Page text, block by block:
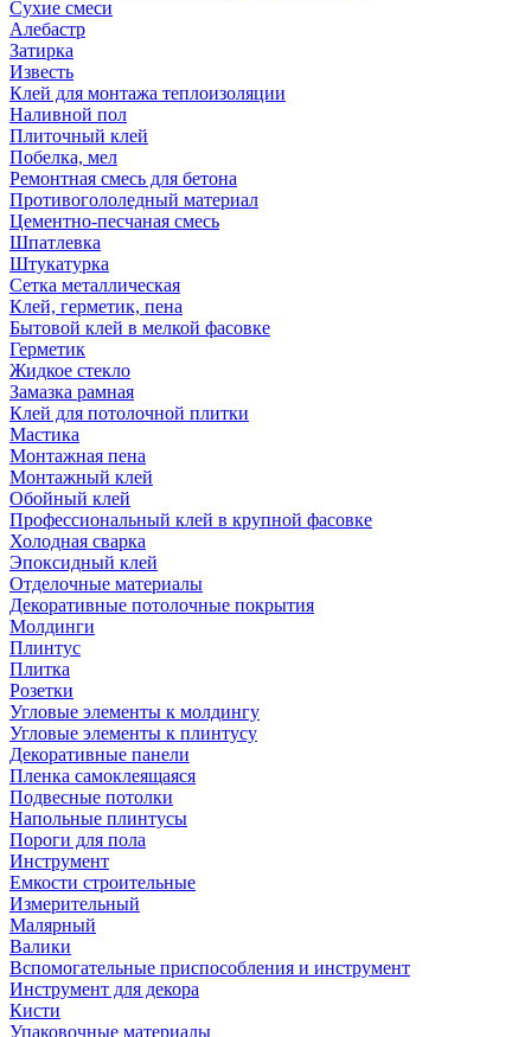
Сухие смеси
Алебастр
Затирка
Известь
Клей для монтажа теплоизоляции
Наливной пол
Плиточный клей
Побелка, мел
Ремонтная смесь для бетона
Противогололедный материал
Цементно-песчаная смесь
Шпатлевка
Штукатурка
Сетка металлическая
Клей, герметик, пена
Бытовой клей в мелкой фасовке
Герметик
Жидкое стекло
Замазка рамная
Клей для потолочной плитки
Мастика
Монтажная пена
Монтажный клей
Обойный клей
Профессиональный клей в крупной фасовке
Холодная сварка
Эпоксидный клей
Отделочные материалы
Декоративные потолочные покрытия
Молдинги
Плинтус
Плитка
Розетки
Угловые элементы к молдингу
Угловые элементы к плинтусу
Декоративные панели
Пленка самоклеящаяся
Подвесные потолки
Напольные плинтусы
Пороги для пола
Инструмент
Емкости строительные
Измерительный
Малярный
Валики
Вспомогательные приспособления и инструмент
Инструмент для декора
Кисти
Упаковочные материалы